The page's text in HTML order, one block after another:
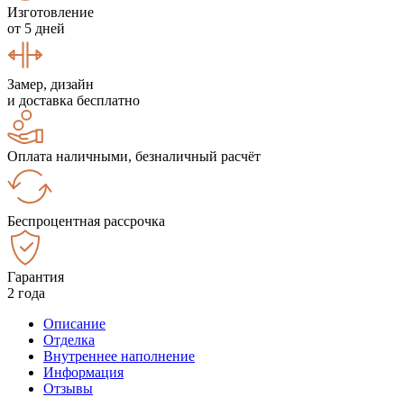
Изготовление
от 5 дней
Замер, дизайн
и доставка бесплатно
Оплата наличными, безналичный расчёт
Беспроцентная рассрочка
Гарантия
2 года
Описание
Отделка
Внутреннее наполнение
Информация
Отзывы